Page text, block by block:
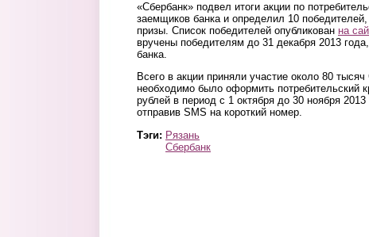
«Сбербанк» подвел итоги акции по
заемщиков банка и определил 10
призы. Список победителей опубликован на
вручены победителям до 31 декабря 2013
банка.
Всего в акции приняли участие около 80
необходимо было оформить потребительский
рублей в период с 1 октября до 30 ноября 2013
отправив SMS на короткий номер.
Тэги: Рязань
Сбербанк